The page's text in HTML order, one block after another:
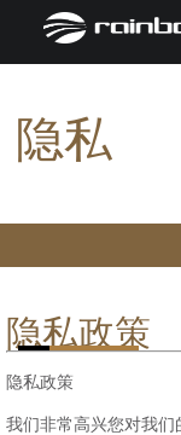
隐私
隐私政策
隐私政策
我们非常高兴您对我